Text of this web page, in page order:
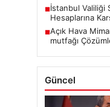
■İstanbul Valiliği
Hesaplarına
■Açık Hava
mutfağı
Güncel